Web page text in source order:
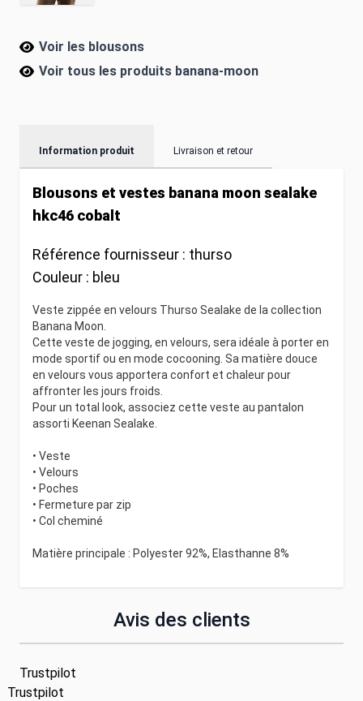
Voir les blousons
Voir tous les produits banana-moon
Information produit Livraison et retour
Blousons et vestes banana moon sealake
hkc46 cobalt
Référence fournisseur : thurso
Couleur : bleu
Veste zippée en velours Thurso Sealake de la collection
Banana Moon.
Cette veste de jogging, en velours, sera idéale à porter en
mode sportif ou en mode cocooning. Sa matière douce
en velours vous apportera confort et chaleur pour
affronter les jours froids.
Pour un total look, associez cette veste au pantalon
assorti Keenan Sealake.
• Veste
• Velours
• Poches
• Fermeture par zip
• Col cheminé
Matière principale : Polyester 92%, Elasthanne 8%
Avis des clients
Trustpilot
Trustpilot